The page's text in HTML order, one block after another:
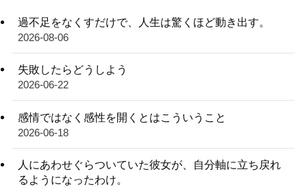
過不足をなくすだけで、人生は驚くほど動き出す。
2026-08-06
失敗したらどうしよう
2026-06-22
感情ではなく感性を開くとはこういうこと
2026-06-18
人にあわせぐらついていた彼女が、自分軸に立ち戻れ
るようになったわけ。